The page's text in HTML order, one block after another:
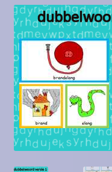
Algemene voorwaarden
Blog
Contact
Homepagina
Mijn account
Privacy Policy